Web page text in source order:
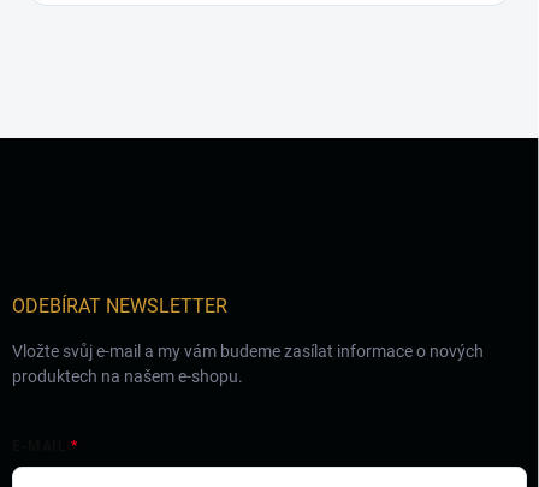
ODEBÍRAT NEWSLETTER
Vložte svůj e-mail a my vám budeme zasílat informace o nových
produktech na našem e-shopu.